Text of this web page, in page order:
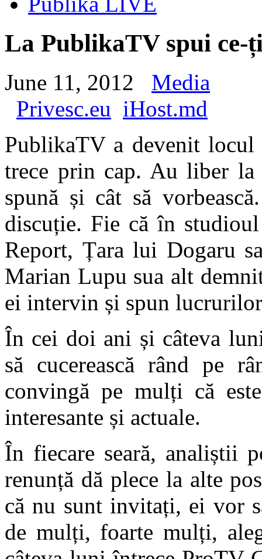
La PublikaTV spui ce-
June 11, 2012
Media
Privesc.eu iHost.md
PublikaTV a devenit
trece prin cap. Au liber
spună și cât să
discuție. Fie că în
Report, Țara lui Dogaru
Marian Lupu sua alt
ei intervin și spun
În cei doi ani și câteva
să cucerească rând pe
convingă pe mulți că
interesante și actuale.
În fiecare seară, analiștii
renunță dă plece la alte
că nu sunt invitați, ei vor
de mulți, foarte mulți,